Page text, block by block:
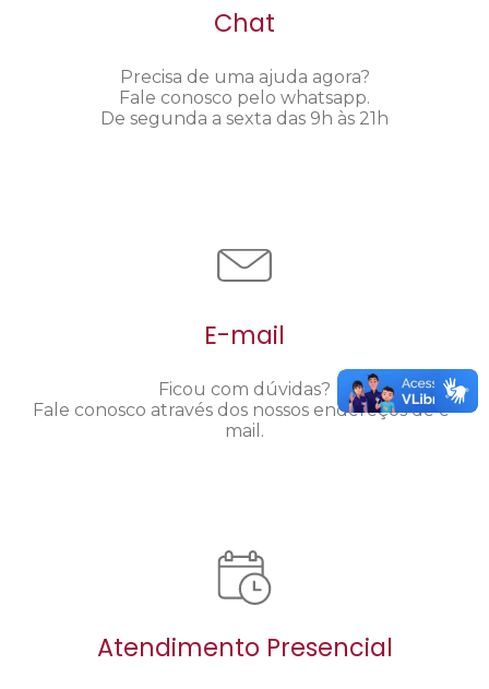
Chat
Precisa de uma ajuda agora?
Fale conosco pelo whatsapp.
De segunda a sexta das 9h às 21h
E-mail
Ficou com dúvidas?
Fale conosco através dos nossos endereços de e-
mail.
Atendimento Presencial